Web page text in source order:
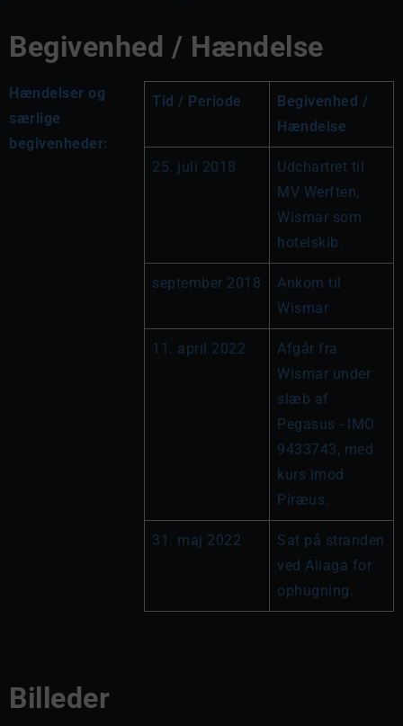
Begivenhed / Hændelse
Hændelser og
særlige
begivenheder:
Tid / Periode
Begivenhed /
Hændelse
25. juli 2018
Udchartret til
MV Werften,
Wismar som
hotelskib.
september 2018
Ankom til
Wismar
11. april 2022
Afgår fra
Wismar under
slæb af
Pegasus - IMO
9433743, med
kurs imod
Piræus.
31. maj 2022
Sat på stranden
ved Aliaga for
ophugning.
Billeder